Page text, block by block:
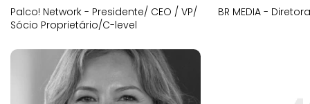
Palco! Network - Presidente/ CEO / VP/
Sócio Proprietário/C-level
BR MEDIA -